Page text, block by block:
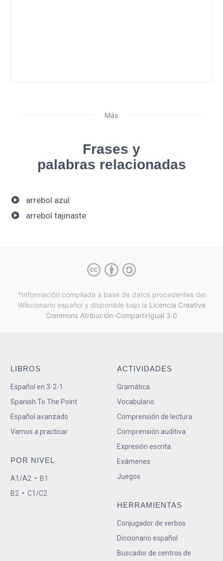
Más
Frases y
palabras relacionadas
arrebol azul
arrebol tajinaste
*Información compilada a base de datos procedentes del
Wikcionario español y disponible bajo la Licencia Creative
Commons Atribución-CompartirIgual 3.0
LIBROS
Español en 3-2-1
Spanish To The Point
Español avanzado
Vamos a practicar
POR NIVEL
A1/A2 • B1
B2 • C1/C2
ACTIVIDADES
Gramática
Vocabulario
Comprensión de lectura
Comprensión auditiva
Expresión escrita
Exámenes
Juegos
HERRAMIENTAS
Conjugador de verbos
Diccionario español
Buscador de centros de